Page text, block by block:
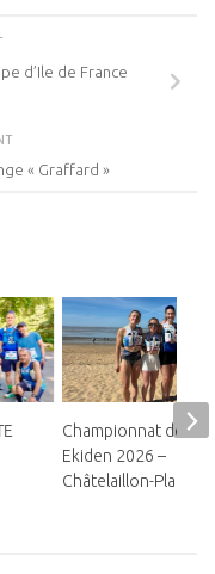
d’Ile de France
« Graffard »
Championnat de
Ekiden 2026 –
Châtelaillon-Plage